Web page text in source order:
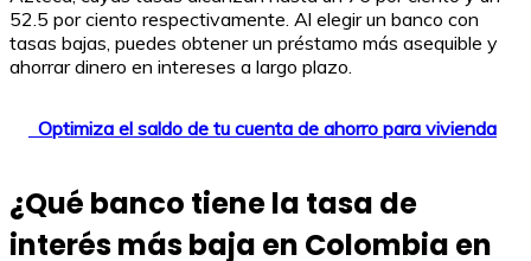
52.5 por ciento respectivamente. Al elegir un banco con
tasas bajas, puedes obtener un préstamo más asequible y
ahorrar dinero en intereses a largo plazo.
Optimiza el saldo de tu cuenta de ahorro para vivienda
¿Qué banco tiene la tasa de
interés más baja en Colombia en